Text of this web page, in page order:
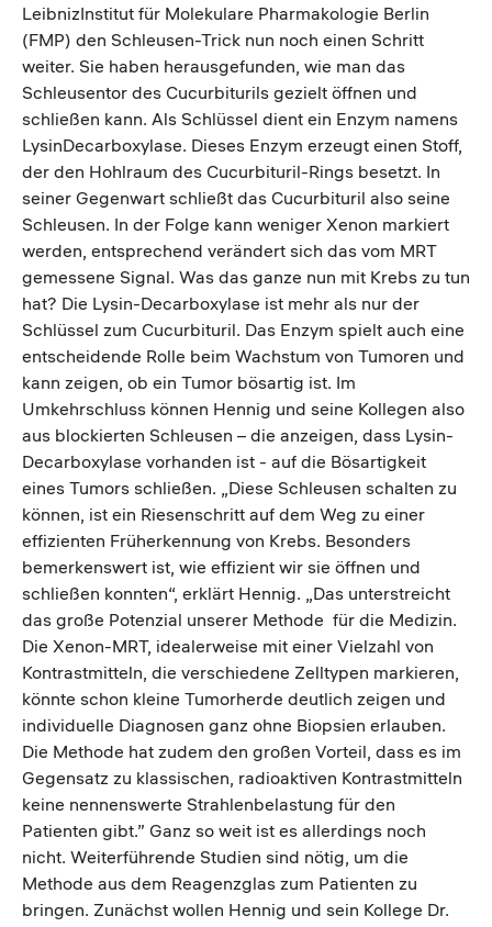
LeibnizInstitut für Molekulare Pharmakologie Berlin
(FMP) den Schleusen-Trick nun noch einen Schritt
weiter. Sie haben herausgefunden, wie man das
Schleusentor des Cucurbiturils gezielt öffnen und
schließen kann. Als Schlüssel dient ein Enzym namens
LysinDecarboxylase. Dieses Enzym erzeugt einen Stoff,
der den Hohlraum des Cucurbituril-Rings besetzt. In
seiner Gegenwart schließt das Cucurbituril also seine
Schleusen. In der Folge kann weniger Xenon markiert
werden, entsprechend verändert sich das vom MRT
gemessene Signal. Was das ganze nun mit Krebs zu tun
hat? Die Lysin-Decarboxylase ist mehr als nur der
Schlüssel zum Cucurbituril. Das Enzym spielt auch eine
entscheidende Rolle beim Wachstum von Tumoren und
kann zeigen, ob ein Tumor bösartig ist. Im
Umkehrschluss können Hennig und seine Kollegen also
aus blockierten Schleusen – die anzeigen, dass Lysin-
Decarboxylase vorhanden ist - auf die Bösartigkeit
eines Tumors schließen. „Diese Schleusen schalten zu
können, ist ein Riesenschritt auf dem Weg zu einer
effizienten Früherkennung von Krebs. Besonders
bemerkenswert ist, wie effizient wir sie öffnen und
schließen konnten“, erklärt Hennig. „Das unterstreicht
das große Potenzial unserer Methode für die Medizin.
Die Xenon-MRT, idealerweise mit einer Vielzahl von
Kontrastmitteln, die verschiedene Zelltypen markieren,
könnte schon kleine Tumorherde deutlich zeigen und
individuelle Diagnosen ganz ohne Biopsien erlauben.
Die Methode hat zudem den großen Vorteil, dass es im
Gegensatz zu klassischen, radioaktiven Kontrastmitteln
keine nennenswerte Strahlenbelastung für den
Patienten gibt.” Ganz so weit ist es allerdings noch
nicht. Weiterführende Studien sind nötig, um die
Methode aus dem Reagenzglas zum Patienten zu
bringen. Zunächst wollen Hennig und sein Kollege Dr.